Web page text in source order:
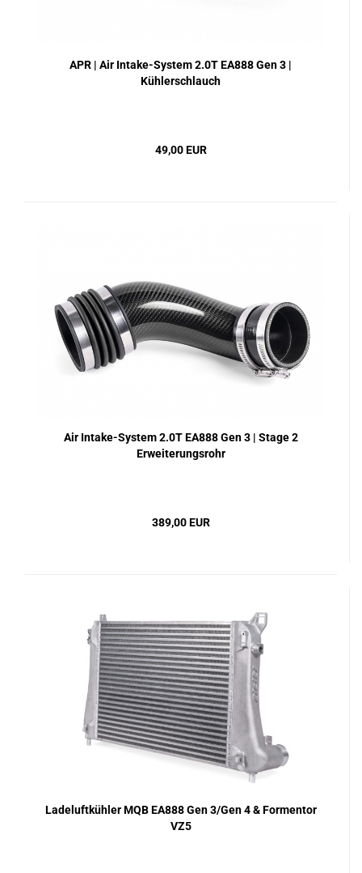
APR | Air Intake-System 2.0T EA888 Gen 3 |
Kühlerschlauch
49,00 EUR
Air Intake-System 2.0T EA888 Gen 3 | Stage 2
Erweiterungsrohr
389,00 EUR
Ladeluftkühler MQB EA888 Gen 3/Gen 4 & Formentor
VZ5